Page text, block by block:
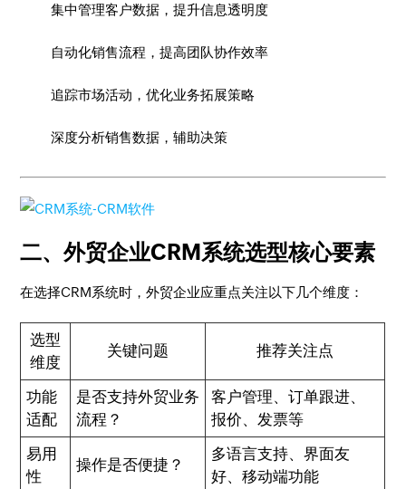
集中管理客户数据，提升信息透明度
自动化销售流程，提高团队协作效率
追踪市场活动，优化业务拓展策略
深度分析销售数据，辅助决策
二、外贸企业CRM系统选型核心要素
在选择CRM系统时，外贸企业应重点关注以下几个维度：
选型
维度
关键问题 推荐关注点
功能
适配
是否支持外贸业务
流程？
客户管理、订单跟进、
报价、发票等
易用
性
操作是否便捷？
多语言支持、界面友
好、移动端功能